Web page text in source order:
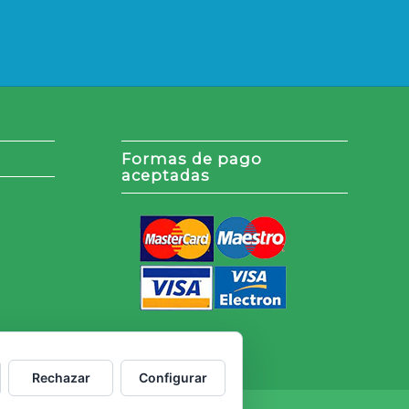
Formas de pago
aceptadas
Rechazar Configurar